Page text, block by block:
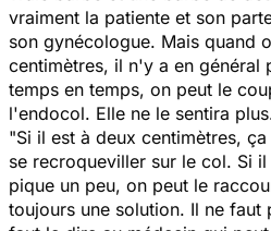
vraiment la patiente et son
son gynécologue. Mais quand
centimètres, il n'y a en général
temps en temps, on peut le
l'endocol. Elle ne le sentira
"Si il est à deux centimètres,
se recroqueviller sur le col. Si
pique un peu, on peut le
toujours une solution. Il ne faut